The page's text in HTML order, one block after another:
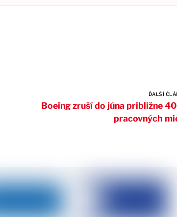
ĎALŠÍ
Boeing zruší do júna približne
pracovných